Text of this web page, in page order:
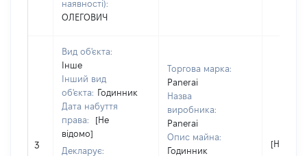
наявності):
ОЛЕГОВИЧ
3
Вид об'єкта:
Інше
Інший вид
об'єкта: Годинник
Дата набуття
права:
[Не
відомо]
Декларує:
Торгова марка:
Panerai
Назва
виробника:
Panerai
Опис майна:
Годинник
[Не